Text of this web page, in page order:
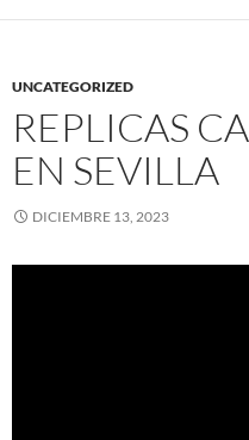
UNCATEGORIZED
REPLICAS
EN SEVILLA
DICIEMBRE 13, 2023